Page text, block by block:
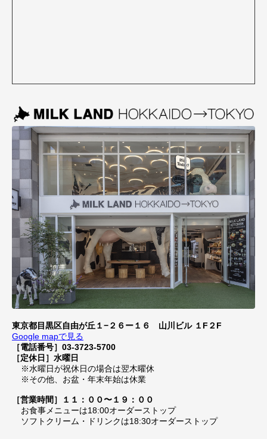
東京都目黒区自由が丘１−２６ー１６ 山川ビル １F２F
Google mapで見る
［電話番号］03-3723-5700
［定休日］水曜日
※水曜日が祝休日の場合は翌木曜休
※その他、お盆・年末年始は休業
［営業時間］１１：００〜１９：００
お食事メニューは18:00オーダーストップ
ソフトクリーム・ドリンクは18:30オーダーストップ